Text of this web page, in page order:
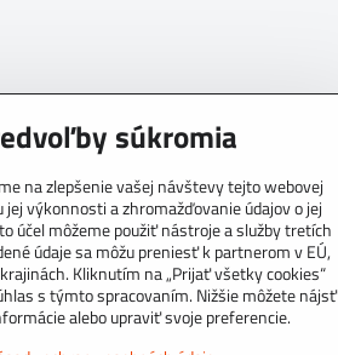
súkromia
na zlepšenie vašej návštevy tejto webovej
výkonnosti a zhromažďovanie údajov o jej
účel môžeme použiť nástroje a služby tretích
údaje sa môžu preniesť k partnerom v EÚ,
Kliknutím na „Prijať všetky cookies“
s týmto spracovaním. Nižšie môžete nájsť
alebo upraviť svoje preferencie.